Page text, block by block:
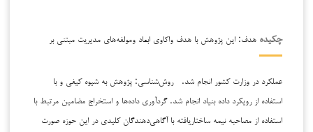
چکیده هدف: این پژوهش با هدف واکاوی ابعاد ومولفه‌های مدیریت مبتنی بر
عملکرد در وزارت کشور انجام شد. روش‌شناسی: پژوهش به شیوه کیفی و با
استفاده از رویکرد داده بنیاد انجام شد. گردآوری داده‌ها و استخراج مضامین مرتبط با
استفاده از مصاحبه نیمه ساختاریافته با آگاهی‌دهندگان کلیدی در این حوزه صورت